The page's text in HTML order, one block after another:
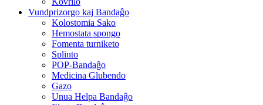
Vundprizorgo kaj Bandaĝo
Kolostomia Sako
Hemostata spongo
Fomenta turniketo
Splinto
POP-Bandaĝo
Medicina Glubendo
Gazo
Unua Helpa Bandaĝo